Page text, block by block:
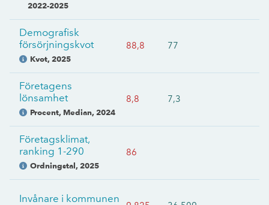
2022-2025
Demografisk
försörjningskvot
Kvot, 2025
88,8 77
Företagens
lönsamhet
Procent, Median, 2024
8,8 7,3
Företagsklimat,
ranking 1-290
Ordningstal, 2025
86
Invånare i kommunen